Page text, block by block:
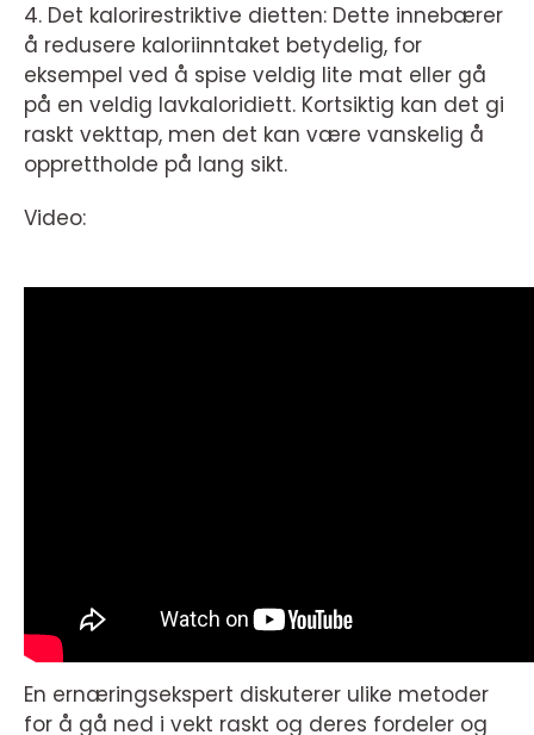
4. Det kalorirestriktive dietten: Dette innebærer
å redusere kaloriinntaket betydelig, for
eksempel ved å spise veldig lite mat eller gå
på en veldig lavkaloridiett. Kortsiktig kan det gi
raskt vekttap, men det kan være vanskelig å
opprettholde på lang sikt.
Video:
En ernæringsekspert diskuterer ulike metoder
for å gå ned i vekt raskt og deres fordeler og